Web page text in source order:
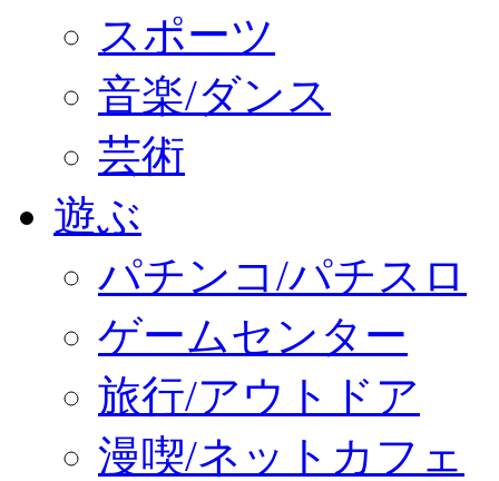
スポーツ
音楽/ダンス
芸術
遊ぶ
パチンコ/パチスロ
ゲームセンター
旅行/アウトドア
漫喫/ネットカフェ